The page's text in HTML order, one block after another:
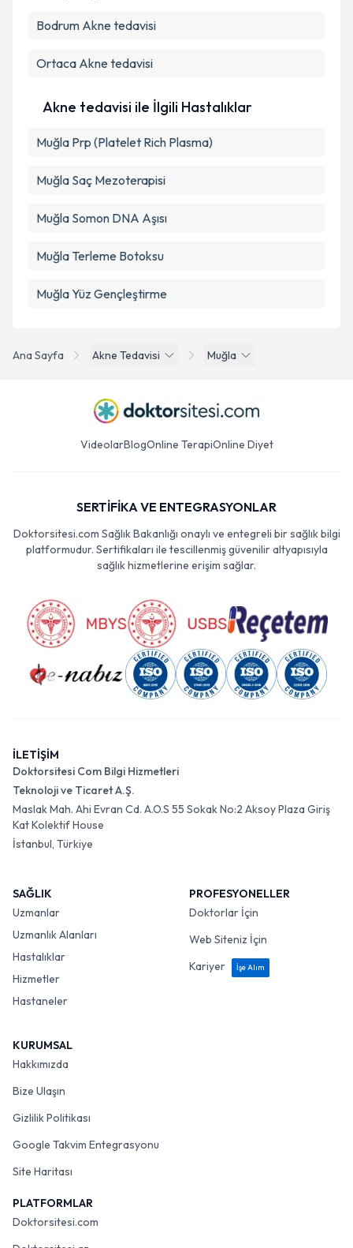
Kişisel verilerimin işlenmesine ilişkin
kapsamda işlenmesini kabul ediyorum.
Takvim Talebini Gönder
Ana Sayfa Akne Tedavisi Muğla
Bodrum Akne tedavisi
Ortaca Akne tedavisi
Akne tedavisi ile İlgili Hastalıklar
Muğla Prp (Platelet Rich Plasma)
Muğla Saç Mezoterapisi
Muğla Somon DNA Aşısı
Muğla Terleme Botoksu
Muğla Yüz Gençleştirme
VideolarBlogOnline TerapiOnline Diyet
SERTİFİKA VE ENTEGRASYONLAR
Doktorsitesi.com Sağlık Bakanlığı onaylı ve entegreli bir sağlık bilgi
platformudur. Sertifikaları ile tescillenmiş güvenilir altyapısıyla
sağlık hizmetlerine erişim sağlar.
İLETİŞİM
Doktorsitesi Com Bilgi Hizmetleri
Teknoloji ve Ticaret A.Ş.
Maslak Mah. Ahi Evran Cd. A.O.S 55 Sokak No:2 Aksoy Plaza Giriş
Kat Kolektif House
İstanbul, Türkiye
SAĞLIK
Uzmanlar
Uzmanlık Alanları
Hastalıklar
Hizmetler
Hastaneler
PROFESYONELLER
Doktorlar İçin
Web Siteniz İçin
Kariyer
İşe Alım
KURUMSAL
Hakkımızda
Bize Ulaşın
Gizlilik Politikası
Google Takvim Entegrasyonu
Site Haritası
PLATFORMLAR
Doktorsitesi.com